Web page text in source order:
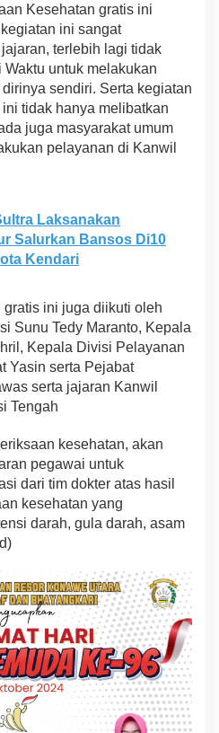
Kesehatan gratis ini
ini sangat
terlebih lagi tidak
untuk melakukan
sendiri. Serta kegiatan
tidak hanya melibatkan
juga masyarakat umum
pelayanan di Kanwil
Laksanakan
Salurkan Bansos Di10
Kendari
ini juga diikuti oleh
Sunu Tedy Maranto, Kepala
Kepala Divisi Pelayanan
Yasin serta Pejabat
serta jajaran Kanwil
Tengah
kesehatan, akan
pegawai untuk
dari tim dokter atas hasil
kesehatan yang
darah, gula darah, asam